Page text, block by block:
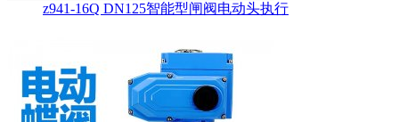
z941-16Q DN125智能型闸阀电动头执行